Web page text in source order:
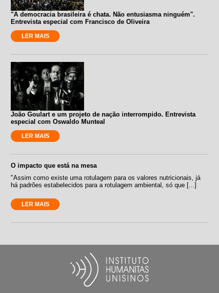
"A democracia brasileira é chata. Não entusiasma ninguém".
Entrevista especial com Francisco de Oliveira
LER MAIS
João Goulart e um projeto de nação interrompido. Entrevista
especial com Oswaldo Munteal
LER MAIS
O impacto que está na mesa
"Assim como existe uma rotulagem para os valores nutricionais, já
há padrões estabelecidos para a rotulagem ambiental, só que [...]
LER MAIS